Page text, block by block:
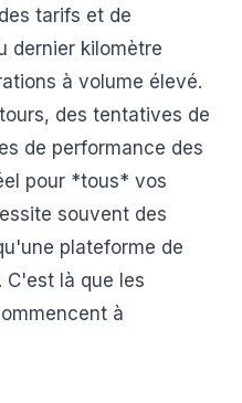
tarifs et de
dernier kilomètre
à volume élevé.
des tentatives de
de performance des
pour *tous* vos
souvent des
plateforme de
là que les
à